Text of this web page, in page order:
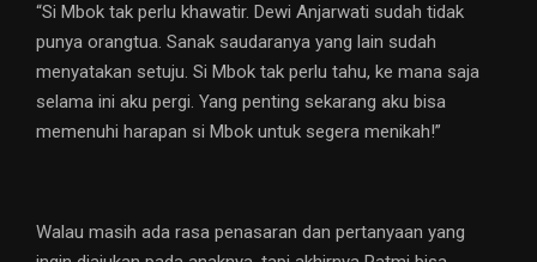
“Si Mbok tak perlu khawatir. Dewi Anjarwati sudah tidak
punya orangtua. Sanak saudaranya yang lain sudah
menyatakan setuju. Si Mbok tak perlu tahu, ke mana saja
selama ini aku pergi. Yang penting sekarang aku bisa
memenuhi harapan si Mbok untuk segera menikah!”
Walau masih ada rasa penasaran dan pertanyaan yang